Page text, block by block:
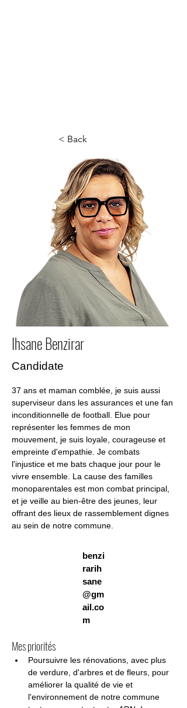
< Back
Ihsane Benzirar
Candidate
37 ans et maman comblée, je suis aussi
superviseur dans les assurances et une fan
inconditionnelle de football. Elue pour
représenter les femmes de mon
mouvement, je suis loyale, courageuse et
empreinte d'empathie. Je combats
l'injustice et me bats chaque jour pour le
vivre ensemble. La cause des familles
monoparentales est mon combat principal,
et je veille au bien-être des jeunes, leur
offrant des lieux de rassemblement dignes
au sein de notre commune.
benzi
rarih
sane
@gm
ail.co
m
Mes priorités
Poursuivre les rénovations, avec plus
de verdure, d'arbres et de fleurs, pour
améliorer la qualité de vie et
l'environnement de notre commune